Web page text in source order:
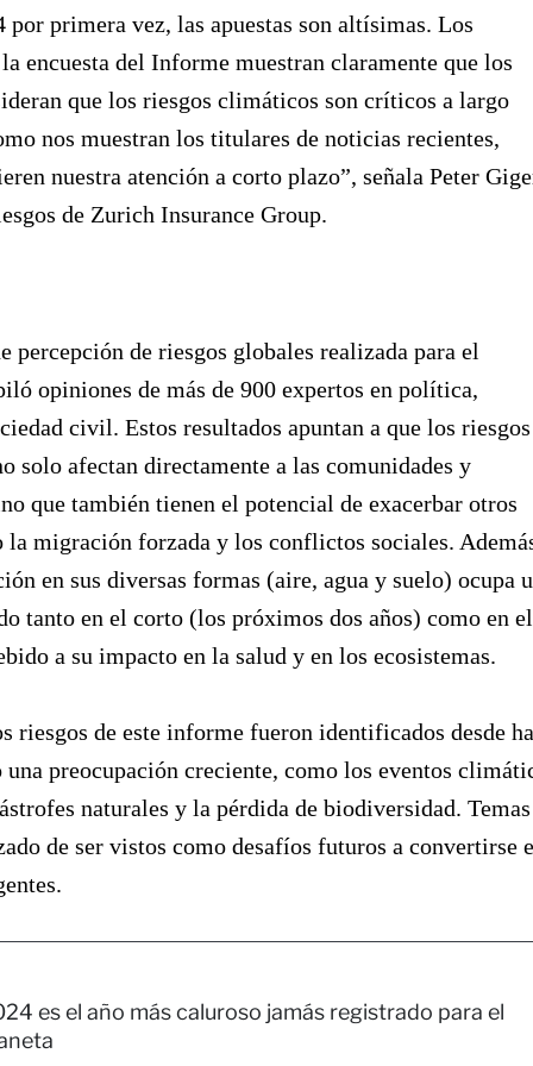
por primera vez, las apuestas son altísimas. Los
encuesta del Informe muestran claramente que los
que los riesgos climáticos son críticos a largo
nos muestran los titulares de noticias recientes,
nuestra atención a corto plazo”, señala Peter
de Zurich Insurance Group.
percepción de riesgos globales realizada para el
opiniones de más de 900 expertos en política,
civil. Estos resultados apuntan a que los riesgos
solo afectan directamente a las comunidades y
que también tienen el potencial de exacerbar otros
la migración forzada y los conflictos sociales.
en sus diversas formas (aire, agua y suelo) ocupa
tanto en el corto (los próximos dos años) como en el
a su impacto en la salud y en los ecosistemas​.
riesgos de este informe fueron identificados desde
una preocupación creciente, como los eventos
naturales y la pérdida de biodiversidad. Temas
de ser vistos como desafíos futuros a convertirse
es el año más caluroso jamás registrado para el